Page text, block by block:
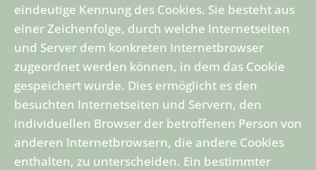
eindeutige Kennung des Cookies. Sie besteht aus
einer Zeichenfolge, durch welche Internetseiten
und Server dem konkreten Internetbrowser
zugeordnet werden können, in dem das Cookie
gespeichert wurde. Dies ermöglicht es den
besuchten Internetseiten und Servern, den
individuellen Browser der betroffenen Person von
anderen Internetbrowsern, die andere Cookies
enthalten, zu unterscheiden. Ein bestimmter